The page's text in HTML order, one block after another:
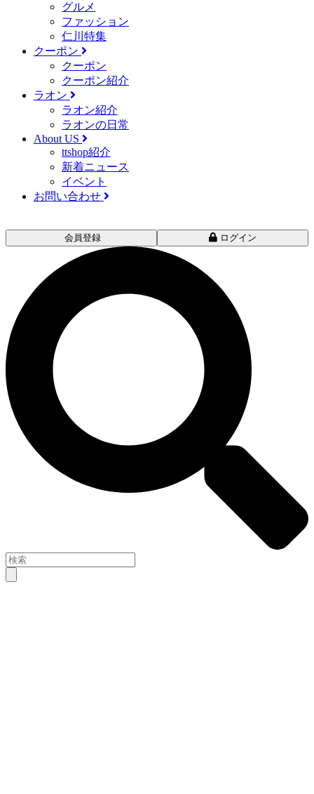
グルメ
ファッション
仁川特集
クーポン
クーポン
クーポン紹介
ラオン
ラオン紹介
ラオンの日常
About US
ttshop紹介
新着ニュース
イベント
お問い合わせ
会員登録 ログイン